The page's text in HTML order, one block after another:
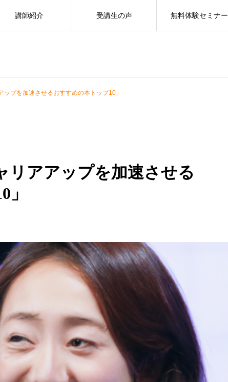
講師紹介 受講生の声 無料体験セミナー
ップを加速させるおすすめの本トップ10」
リアアップを加速させる